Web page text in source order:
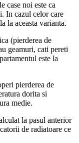
case noi este ca
In cazul celor care
la aceasta varianta.
(pierderea de
geamuri, cati pereti
este la
pierderea de
dorita si
medie.
la pasul anterior
de radiatoare ce